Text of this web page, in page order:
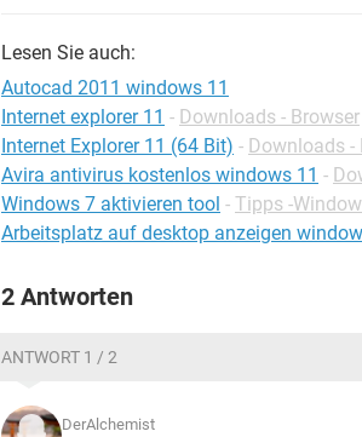
Lesen Sie auch:
Autocad 2011 windows 11
Internet explorer 11 - Downloads - Browser
Internet Explorer 11 (64 Bit) - Downloads -
Avira antivirus kostenlos windows 11 -
Windows 7 aktivieren tool - Tipps -
Arbeitsplatz auf desktop anzeigen
2 Antworten
ANTWORT 1 / 2
DerAlchemist